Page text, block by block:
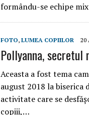
formându-se echipe
FOTO, LUMEA COPIILOR 20
Pollyanna,
Aceasta a fost tema
august 2018 la biserica
activitate care se
copiii,…